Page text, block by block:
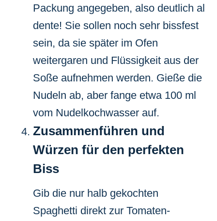
Packung angegeben, also deutlich al
dente! Sie sollen noch sehr bissfest
sein, da sie später im Ofen
weitergaren und Flüssigkeit aus der
Soße aufnehmen werden. Gieße die
Nudeln ab, aber fange etwa 100 ml
vom Nudelkochwasser auf.
Zusammenführen und
Würzen für den perfekten
Biss
Gib die nur halb gekochten
Spaghetti direkt zur Tomaten-